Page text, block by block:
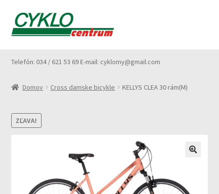
Preskočiť
na
Preskočiť
na
Pokladňa
Ako nakupovať
Telefón: 034 / 621 53 69 E-mail: cyklomy@gmail.com
Domov Cross damske bicykle KELLYS CLEA 30 rám(M)
ZĽAVA!